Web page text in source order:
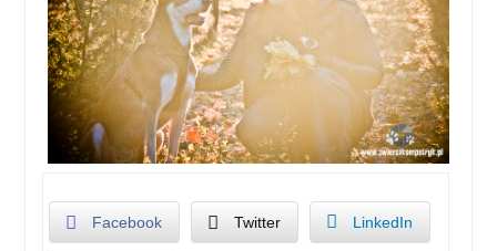
Facebook Twitter LinkedIn